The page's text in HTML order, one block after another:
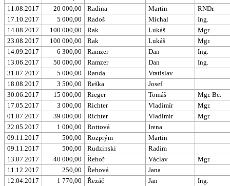
11.08.2017
20 000,00 Radina Martin
RNDr.
17.10.2017
5 000,00 Radoš Michal
Ing.
14.08.2017
100 000,00 Rak Lukáš
Mgr.
23.08.2017
100 000,00 Rak Lukáš
Mgr.
14.09.2017
6 300,00 Ramzer Dan
Ing.
13.06.2017
50 000,00 Ramzer Dan
Ing.
31.07.2017
5 000,00 Randa
Vratislav
18.08.2017
3 500,00 Reška
Josef
30.06.2017
15 000,00 Rieger Tomáš
Mgr. Bc.
17.05.2017
3 000,00 Richter Vladimír
Mgr.
01.07.2017
39 000,00 Richter Vladimír
Mgr.
22.05.2017
1 000,00 Rottová
Irena
09.11.2017
500,00 Rozprým
Martin
09.11.2017
500,00 Rudzinski
Radim
13.07.2017
40 000,00 Řehoř Václav
Mgr.
11.12.2017
250,00 Řehová
Jana
12.04.2017
1 770,00 Řezáč Jan
Ing.